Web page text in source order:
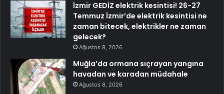
İzmir GEDİZ elektrik kesintisi! 26-27
Temmuz İzmir’de elektrik kesintisi ne
zaman bitecek, elektrikler ne zaman
gelecek?
Ağustos 8, 2026
Muğla’da ormana sıçrayan yangına
havadan ve karadan müdahale
Ağustos 8, 2026